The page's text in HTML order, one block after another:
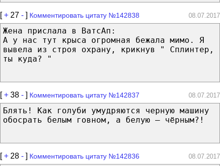
[+ 27 - ] Комментировать цитату №142838 08.07.2017
Жена прислала в ВатсАп:
А у нас тут крыса огромная бежала мимо. Я
вывела из строя охрану, крикнув " Сплинтер,
ты куда? "
[+ 38 - ] Комментировать цитату №142837 08.07.2017
Блять! Как голуби умудряются черную машину
обосрать белым говном, а белую – чёрным?!
[+ 28 - ] Комментировать цитату №142836 08.07.2017